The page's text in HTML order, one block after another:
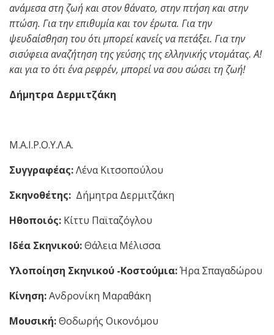
ανάμεσα στη ζωή και στον θάνατο, στην πτήση και στην
πτώση. Για την επιθυμία και τον έρωτα. Για την
ψευδαίσθηση του ότι μπορεί κανείς να πετάξει. Για την
σισύφεια αναζήτηση της γεύσης της ελληνικής ντομάτας. Α!
και για το ότι ένα ρεφρέν, μπορεί να σου σώσει τη ζωή!
Δήμητρα Δερμιτζάκη
Μ.Α.Ι.Ρ.Ο.Υ.Λ.Α.
Συγγραφέας:Λένα Κιτσοπούλου
Σκηνοθέτης: Δήμητρα Δερμιτζάκη
Ηθοποιός: Κίττυ Παϊταζόγλου
Ιδέα Σκηνικού:Θάλεια Μέλισσα
Υλοποίηση Σκηνικού -Κοστούμια:Ήρα Σπαγαδώρου
Κίνηση:Ανδρονίκη Μαραθάκη
Μουσική:Θοδωρής Οικονόμου